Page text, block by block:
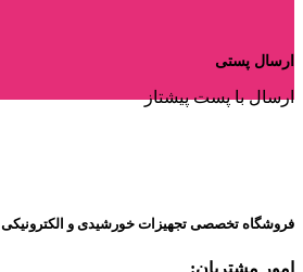
ارسال پستی
ارسال با پست پیشتاز
فروشگاه تخصصی تجهیزات خورشیدی و الکترونیکی
امور مشتریان: